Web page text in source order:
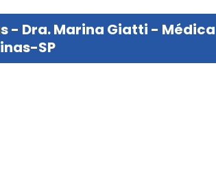
- Dra. Marina Giatti - Médica
SP